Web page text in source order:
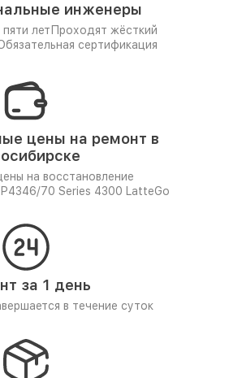
инженеры
лет Проходят жёсткий
сертификация
цены на ремонт в
на восстановление
70 Series 4300 LatteGo
за 1 день
в течение суток